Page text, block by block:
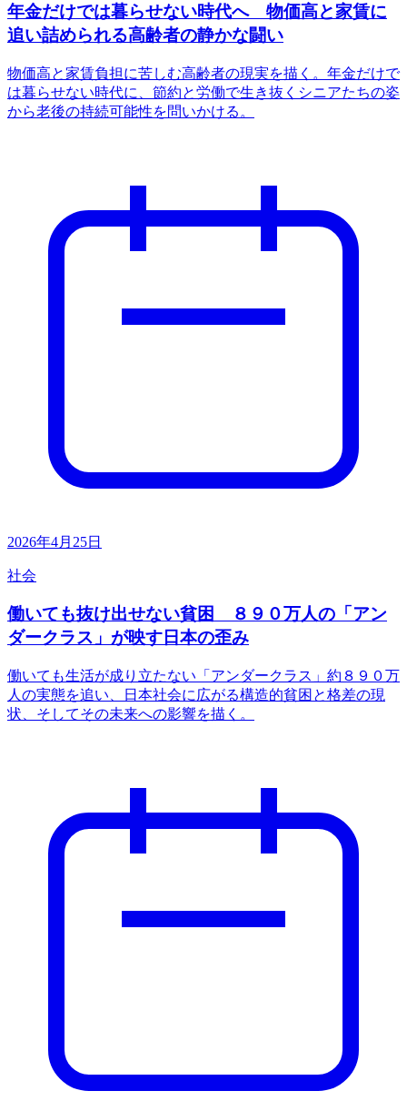
年金だけでは暮らせない時代へ 物価高と家賃に
追い詰められる高齢者の静かな闘い
物価高と家賃負担に苦しむ高齢者の現実を描く。年金だけで
は暮らせない時代に、節約と労働で生き抜くシニアたちの姿
から老後の持続可能性を問いかける。
2026年4月25日
社会
働いても抜け出せない貧困 ８９０万人の「アン
ダークラス」が映す日本の歪み
働いても生活が成り立たない「アンダークラス」約８９０万
人の実態を追い、日本社会に広がる構造的貧困と格差の現
状、そしてその未来への影響を描く。